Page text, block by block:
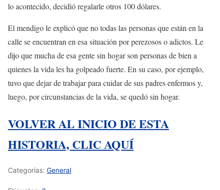
lo acontecido, decidió regalarle otros 100 dólares.
El mendigo le explicó que no todas las personas que están en la
calle se encuentran en esa situación por perezosos o adictos. Le
dijo que mucha de esa gente sin hogar son personas de bien a
quienes la vida les ha golpeado fuerte. En su caso, por ejemplo,
tuvo que dejar de trabajar para cuidar de sus padres enfermos y,
luego, por circunstancias de la vida, se quedó sin hogar.
VOLVER AL INICIO DE ESTA
HISTORIA, CLIC AQUÍ
Categorías: General